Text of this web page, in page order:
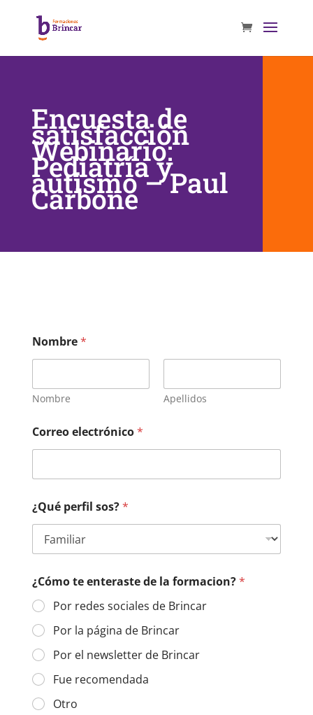
Encuesta de
satisfacción
Webinario:
Pediatría y
autismo – Paul
Carbone
Nombre*
Nombre Apellidos
Correo electrónico*
¿Qué perfil sos?*
¿Cómo te enteraste de la formacion?*
Por redes sociales de Brincar
Por la página de Brincar
Por el newsletter de Brincar
Fue recomendada
Otro